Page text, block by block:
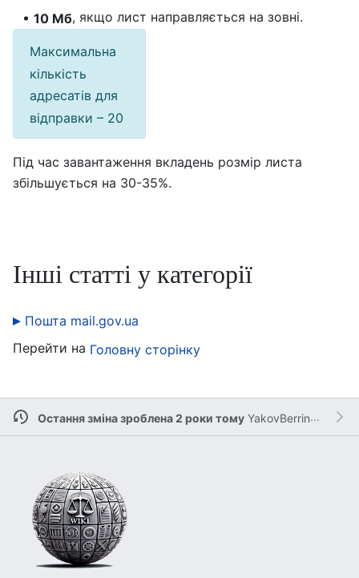
10 Мб, якщо лист направляється на зовні.
Максимальна
кількість
адресатів для
відправки – 20
Під час завантаження вкладень розмір листа
збільшується на 30-35%.
Інші статті у категорії
Пошта mail.gov.ua
Перейти на Головну сторінку
Остання зміна зроблена 2 роки тому YakovBerringer